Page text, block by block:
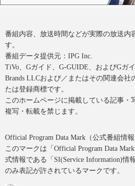
番組内容、放送時間などが実際の放送内
す。
番組データ提供元：IPG Inc.
TiVo、Gガイド、G-GUIDE、およびGガ
Brands LLCおよび／またはその関連会社
たは登録商標です。
このホームページに掲載している記事・
複写・転載を禁じます。
Official Program Data Mark（公式番組情報
このマークは「Official Program Data
式情報である「SI(Service Information)情
のみ表記が許されているマークです。